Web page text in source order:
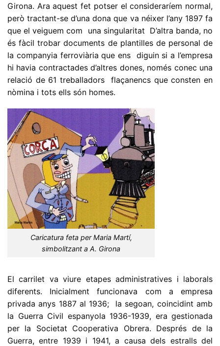
Girona. Ara aquest fet potser el consideraríem normal,
però tractant-se d’una dona que va néixer l’any 1897 fa
que el veiguem com una singularitat D’altra banda, no
és fàcil trobar documents de plantilles de personal de
la companyia ferroviària que ens diguin si a l’empresa
hi havia contractades d’altres dones, només conec una
relació de 61 treballadors flaçanencs que consten en
nòmina i tots ells són homes.
Caricatura feta per Maria Martí,
simbolitzant a A. Girona
El carrilet va viure etapes administratives i laborals
diferents. Inicialment funcionava com a empresa
privada anys 1887 al 1936; la segoan, coincidint amb
la Guerra Civil espanyola 1936-1939, era gestionada
per la Societat Cooperativa Obrera. Després de la
Guerra, entre 1939 i 1941, a causa dels estralls del